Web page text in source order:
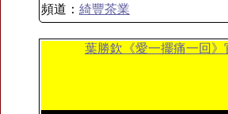
頻道： 綺豐茶業
葉勝欽《愛一擺痛一回